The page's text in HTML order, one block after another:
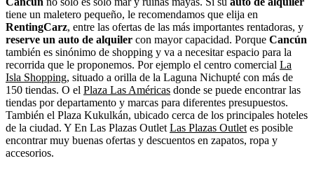
tiene un maletero pequeño, le recomendamos que elija en
RentingCarz, entre las ofertas de las más importantes rentadoras, y
reserve un auto de alquiler con mayor capacidad. Porque Cancún
también es sinónimo de shopping y va a necesitar espacio para la
recorrida que le proponemos. Por ejemplo el centro comercial La
Isla Shopping, situado a orilla de la Laguna Nichupté con más de
150 tiendas. O el Plaza Las Américas donde se puede encontrar las
tiendas por departamento y marcas para diferentes presupuestos.
También el Plaza Kukulkán, ubicado cerca de los principales hoteles
de la ciudad. Y En Las Plazas Outlet Las Plazas Outlet es posible
encontrar muy buenas ofertas y descuentos en zapatos, ropa y
accesorios.